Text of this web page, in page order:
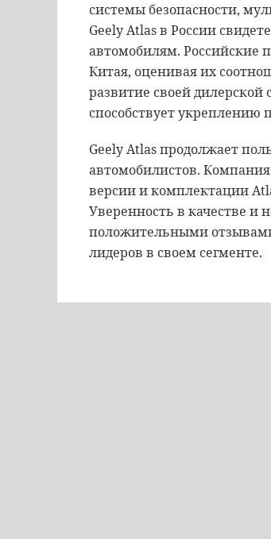
системы безопасности,
Geely Atlas в России
автомобилям. Российские
Китая, оценивая их
развитие своей дилерской
способствует укреплению
Geely Atlas продолжает
автомобилистов.
версии и комплектации
Уверенность в качестве и
положительными отзывами
лидеров в своем сегменте.